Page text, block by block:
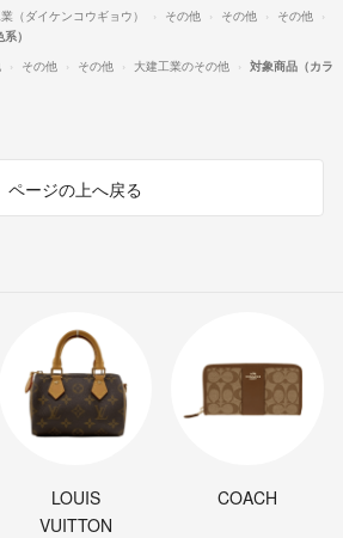
（ダイケンコウギョウ） その他 その他
その他
）
その他 その他 大建工業のその他
対象商品（カラ
ページの上へ戻る
LOUIS
VUITTON
COACH